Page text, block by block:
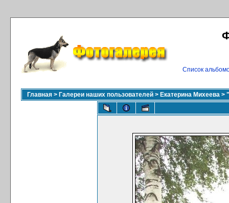
Список
Главная > Галереи наших пользователей > Екатерина Михеева >